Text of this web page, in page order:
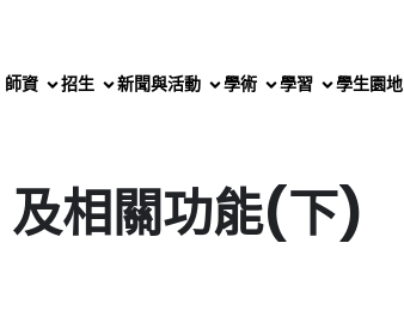
師資 招生 新聞與活動 學術 學習 學生園地
相關功能(下)